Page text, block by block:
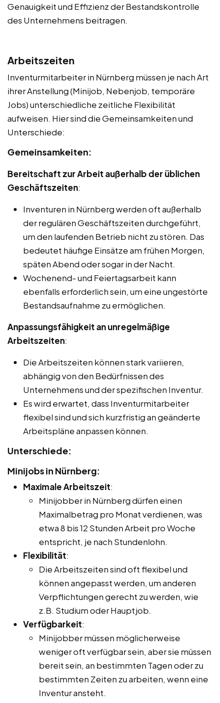
Genauigkeit und Effizienz der Bestandskontrolle
des Unternehmens beitragen.
Arbeitszeiten
Inventurmitarbeiter in Nürnberg müssen je nach Art
ihrer Anstellung (Minijob, Nebenjob, temporäre
Jobs) unterschiedliche zeitliche Flexibilität
aufweisen. Hier sind die Gemeinsamkeiten und
Unterschiede:
Gemeinsamkeiten:
Bereitschaft zur Arbeit außerhalb der üblichen
Geschäftszeiten:
Inventuren in Nürnberg werden oft außerhalb
der regulären Geschäftszeiten durchgeführt,
um den laufenden Betrieb nicht zu stören. Das
bedeutet häufige Einsätze am frühen Morgen,
späten Abend oder sogar in der Nacht.
Wochenend- und Feiertagsarbeit kann
ebenfalls erforderlich sein, um eine ungestörte
Bestandsaufnahme zu ermöglichen.
Anpassungsfähigkeit an unregelmäßige
Arbeitszeiten:
Die Arbeitszeiten können stark variieren,
abhängig von den Bedürfnissen des
Unternehmens und der spezifischen Inventur.
Es wird erwartet, dass Inventurmitarbeiter
flexibel sind und sich kurzfristig an geänderte
Arbeitspläne anpassen können.
Unterschiede:
Minijobs in Nürnberg:
Maximale Arbeitszeit:
Minijobber in Nürnberg dürfen einen
Maximalbetrag pro Monat verdienen, was
etwa 8 bis 12 Stunden Arbeit pro Woche
entspricht, je nach Stundenlohn.
Flexibilität:
Die Arbeitszeiten sind oft flexibel und
können angepasst werden, um anderen
Verpflichtungen gerecht zu werden, wie
z.B. Studium oder Hauptjob.
Verfügbarkeit:
Minijobber müssen möglicherweise
weniger oft verfügbar sein, aber sie müssen
bereit sein, an bestimmten Tagen oder zu
bestimmten Zeiten zu arbeiten, wenn eine
Inventur ansteht.